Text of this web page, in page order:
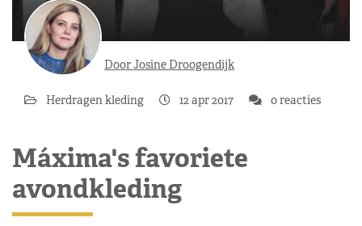
Door Josine Droogendijk
Herdragen kleding 12 apr 2017 0 reacties
Máxima's favoriete
avondkleding